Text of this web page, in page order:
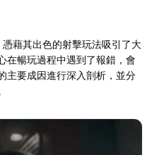
藉其出色的射擊玩法吸引了大
在暢玩過程中遇到了報錯，會
主要成因進行深入剖析，並分